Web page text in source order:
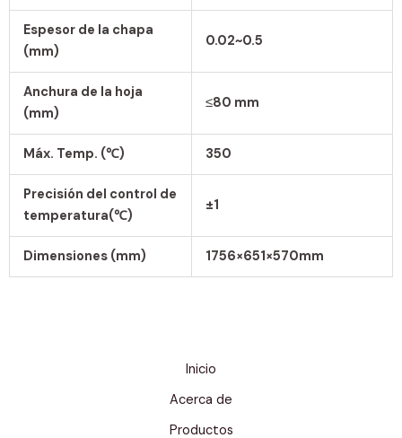
Espesor de la chapa
(mm)
0.02~0.5
Anchura de la hoja
(mm)
≤80 mm
Máx. Temp. (℃) 350
Precisión del control de
temperatura(℃)
±1
Dimensiones (mm) 1756×651×570mm
Inicio
Acerca de
Productos